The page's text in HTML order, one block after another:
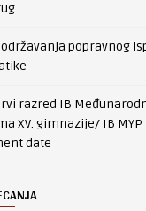
popravnog
razred IB
XV. gimnazije/ IB MYP
date